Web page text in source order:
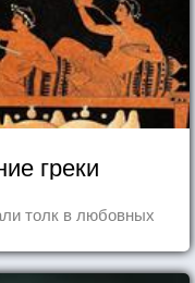
греки
толк в любовных